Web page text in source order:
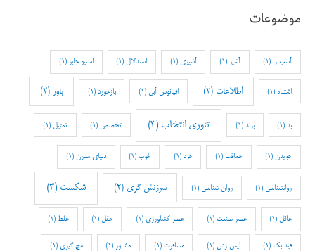
موضوعات
آسب زا (1) آشپز (1) آشپزی (1) استدلال (1) استیو جابز (1)
اشتباه (1) اطلاعات (2) اقیانوس آبی (1) بازخورد (1) باور (2)
بد(1) برند (1) تئوری انتخاب (3) تخصص (1) تمثیل (1)
جویدن (1) حماقت (1) خرد (1) خوب(1) دنیای مدرن (1)
روانشناسی (1) روان شناسی (1) سرزنش گری (2) شکست (3)
عاقل (1) عصر صنعت (1) عصر کشاورزی (1) عقل (1) غلط (1)
فید بک(1) لیس زدن (1) مسافرت (1) مشاور (1) مچ گیری (1)